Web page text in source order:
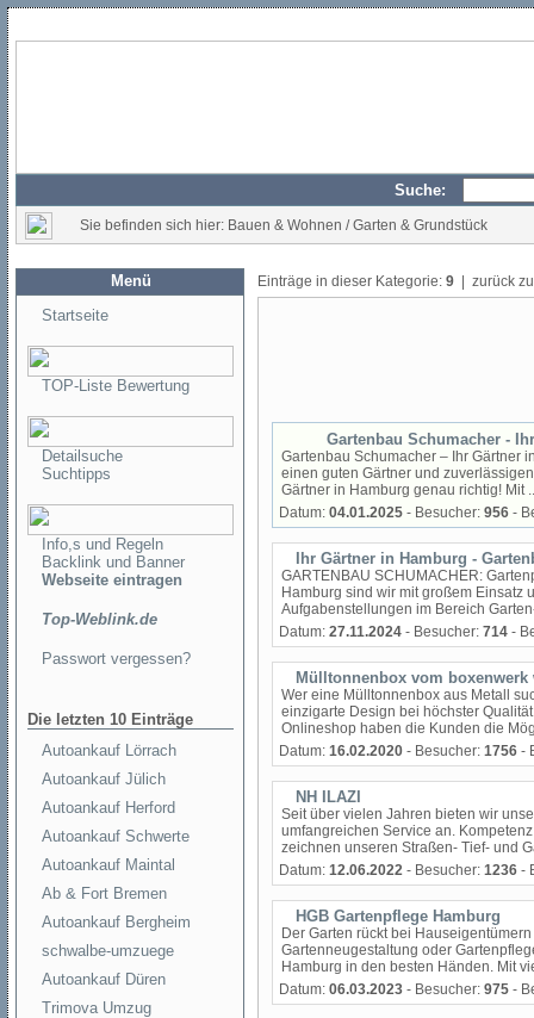
Suche:
Sie befinden sich hier: Bauen & Wohnen / Garten & Grundstück
Menü
Startseite
TOP-Liste Bewertung
Detailsuche
Suchtipps
Info,s und Regeln
Backlink und Banner
Webseite eintragen
Top-Weblink.de
Passwort vergessen?
Die letzten 10 Einträge
Autoankauf Lörrach
Autoankauf Jülich
Autoankauf Herford
Autoankauf Schwerte
Autoankauf Maintal
Ab & Fort Bremen
Autoankauf Bergheim
schwalbe-umzuege
Autoankauf Düren
Trimova Umzug
Einträge in dieser Kategorie: 9 | zurück
Gartenbau Schumacher -
Gartenbau Schumacher – Ihr Gärtner
einen guten Gärtner und
Gärtner in Hamburg genau richtig! Mit
Datum: 04.01.2025 - Besucher: 956 -
Ihr Gärtner in Hamburg -
GARTENBAU SCHUMACHER:
Hamburg sind wir mit großem Einsatz
Aufgabenstellungen im Bereich
Datum: 27.11.2024 - Besucher: 714 -
Mülltonnenbox vom boxenwerk
Wer eine Mülltonnenbox aus Metall
einzigarte Design bei höchster
Onlineshop haben die Kunden die
Datum: 16.02.2020 - Besucher: 1756 -
NH ILAZI
Seit über vielen Jahren bieten wir
umfangreichen Service an.
zeichnen unseren Straßen- Tief- und
Datum: 12.06.2022 - Besucher: 1236 -
HGB Gartenpflege Hamburg
Der Garten rückt bei
Gartenneugestaltung oder
Hamburg in den besten Händen. Mit
Datum: 06.03.2023 - Besucher: 975 -